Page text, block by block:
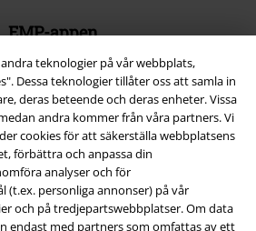
teknologier på vår webbplats,
Dessa teknologier tillåter oss att samla in
deras beteende och deras enheter. Vissa
andra kommer från våra partners. Vi
cookies för att säkerställa webbplatsens
förbättra och anpassa din
analyser och för
(t.ex. personliga annonser) på vår
och på tredjepartswebbplatser. Om data
endast med partners som omfattas av ett
EMP-appen
nu och ta del av många fördelar!
Group Company